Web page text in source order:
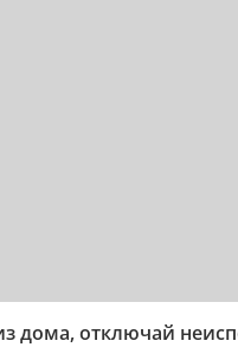
дома, отключай